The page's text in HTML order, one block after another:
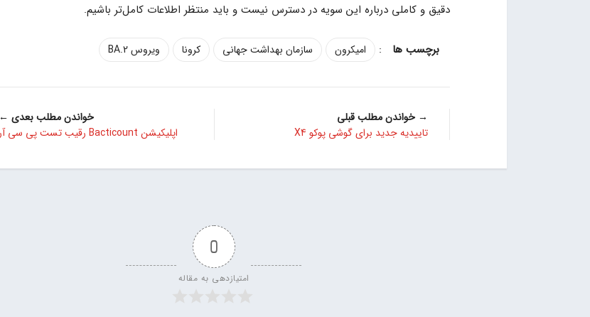
دقیق و کاملی درباره این سویه در دسترس نیست و باید منتظر اطلاعات کامل‌تر باشیم.
: امیکرون سازمان بهداشت جهانی کرونا ویروس BA.2
→ خواندن مطلب قبلی
تاییدیه‌ جدید برای گوشی پوکو X4
خواندن مطلب بعدی ←
اپلیکیشن Bacticount رقیب تست پی سی آر
0
امتیازدهی به مقاله